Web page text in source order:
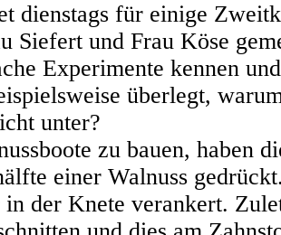
dienstags für einige
Siefert und Frau Köse
Experimente kennen
überlegt,
unter?
zu bauen, haben
einer Walnuss
in der Knete verankert.